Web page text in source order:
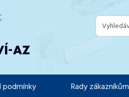
podmínky Rady zákazníkům